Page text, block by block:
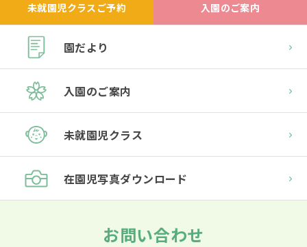
未就園児クラスご予約 入園のご案内
園だより
入園のご案内
未就園児クラス
在園児写真ダウンロード
お問い合わせ